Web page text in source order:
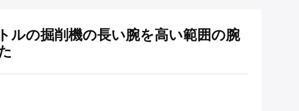
ルの掘削機の長い腕を高い範囲の腕